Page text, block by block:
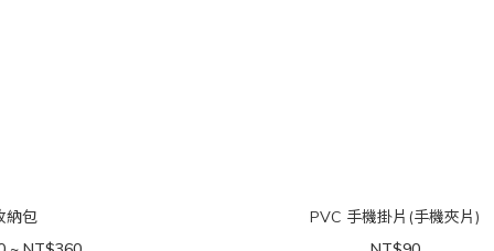
納包
PVC 手機掛片(手機夾片)